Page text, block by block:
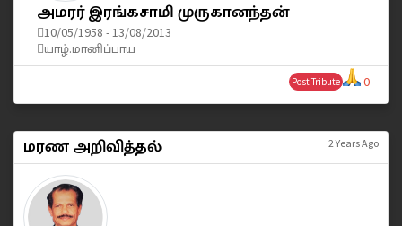
அமரர் இரங்கசாமி முருகானந்தன்
10/05/1958 - 13/08/2013
யாழ்.மானிப்பாய
0
Post Tribute
மரண அறிவித்தல் 2 Years Ago